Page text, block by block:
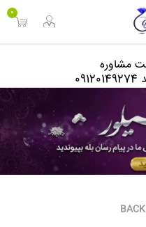
0
مشاوره